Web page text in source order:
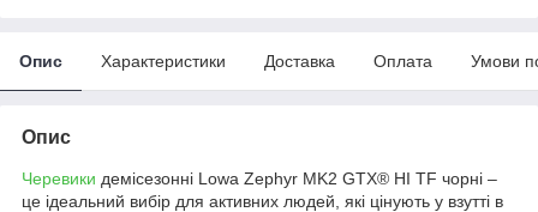
Опис Характеристики Доставка Оплата Умови
Опис
Черевики демісезонні Lowa Zephyr MK2 GTX® HI TF чорні –
це ідеальний вибір для активних людей, які цінують у взутті в